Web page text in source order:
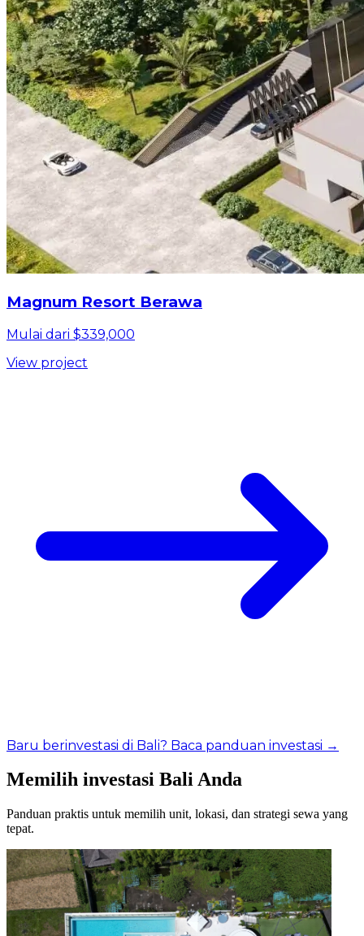
Magnum Resort Berawa
Mulai dari $339,000
View project
Baru berinvestasi di Bali? Baca panduan investasi →
Memilih investasi Bali Anda
Panduan praktis untuk memilih unit, lokasi, dan strategi sewa yang
tepat.